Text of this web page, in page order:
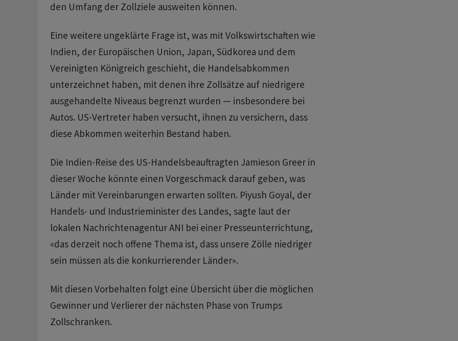
den Umfang der Zollziele ausweiten können.
Eine weitere ungeklärte Frage ist, was mit Volkswirtschaften wie
Indien, der Europäischen Union, Japan, Südkorea und dem
Vereinigten Königreich geschieht, die Handelsabkommen
unterzeichnet haben, mit denen ihre Zollsätze auf niedrigere
ausgehandelte Niveaus begrenzt wurden — insbesondere bei
Autos. US-Vertreter haben versucht, ihnen zu versichern, dass
diese Abkommen weiterhin Bestand haben.
Die Indien-Reise des US-Handelsbeauftragten Jamieson Greer in
dieser Woche könnte einen Vorgeschmack darauf geben, was
Länder mit Vereinbarungen erwarten sollten. Piyush Goyal, der
Handels- und Industrieminister des Landes, sagte laut der
lokalen Nachrichtenagentur ANI bei einer Presseunterrichtung,
«das derzeit noch offene Thema ist, dass unsere Zölle niedriger
sein müssen als die konkurrierender Länder».
Mit diesen Vorbehalten folgt eine Übersicht über die möglichen
Gewinner und Verlierer der nächsten Phase von Trumps
Zollschranken.